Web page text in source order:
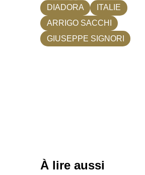
DIADORA
ITALIE
ARRIGO SACCHI
GIUSEPPE SIGNORI
À lire aussi